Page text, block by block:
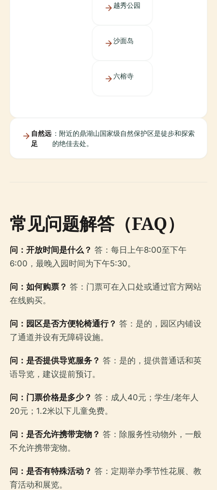
越秀公园
沙面岛
六榕寺
自然远
足
：附近的鼎湖山国家级自然保护区是徒步和探索
的绝佳去处。
常见问题解答（FAQ）
问：开放时间是什么？ 答：每日上午8:00至下午
6:00，最晚入园时间为下午5:30。
问：如何购票？ 答：门票可在入口处或通过官方网站
在线购买。
问：园区是否方便轮椅通行？ 答：是的，园区内铺设
了通道并设有无障碍设施。
问：是否提供导览服务？ 答：是的，提供普通话和英
语导览，建议提前预订。
问：门票价格是多少？ 答：成人40元；学生/老年人
20元；1.2米以下儿童免费。
问：是否允许携带宠物？ 答：除服务性动物外，一般
不允许携带宠物。
问：是否有特殊活动？ 答：定期举办季节性花展、教
育活动和展览。